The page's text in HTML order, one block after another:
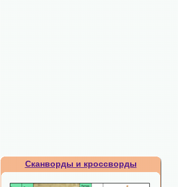
Сканворды и кроссворды